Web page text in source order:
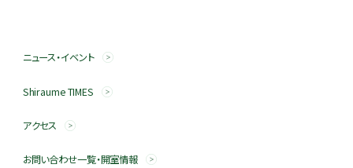
ニュース・イベント
Shiraume TIMES
アクセス
お問い合わせ一覧・開室情報